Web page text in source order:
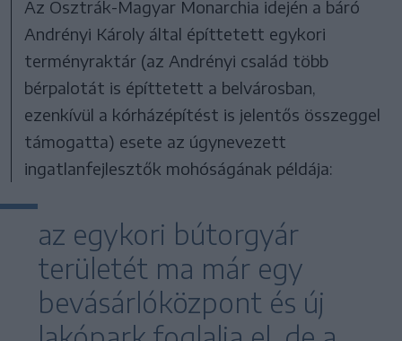
Az Osztrák-Magyar Monarchia idején a báró
Andrényi Károly által építtetett egykori
terményraktár (az Andrényi család több
bérpalotát is építtetett a belvárosban,
ezenkívül a kórházépítést is jelentős összeggel
támogatta) esete az úgynevezett
ingatlanfejlesztők mohóságának példája:
az egykori bútorgyár
területét ma már egy
bevásárlóközpont és új